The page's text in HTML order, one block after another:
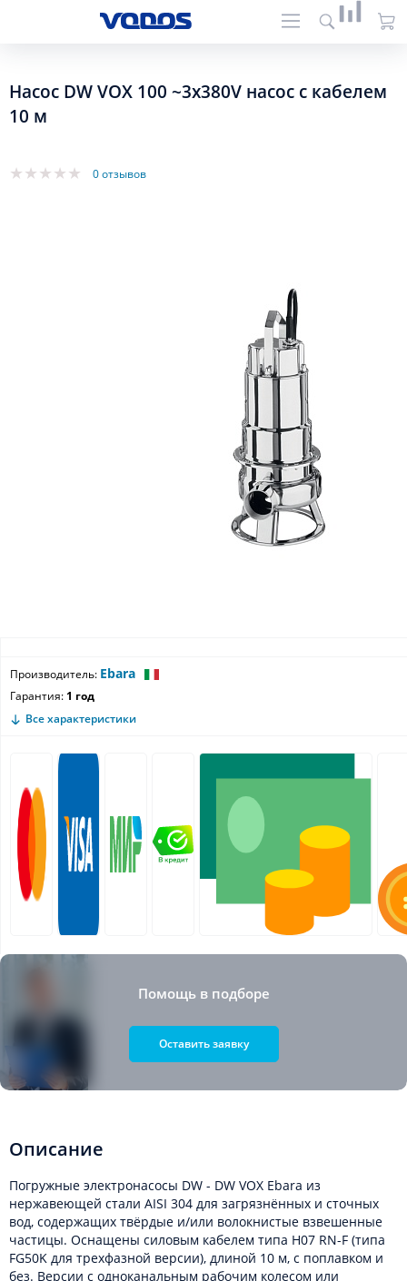
Насос DW VOX 100 ~3x380V насос с кабелем
10 м
0 отзывов
Производитель: Ebara
Гарантия: 1 год
Все характеристики
Помощь в подборе
Оставить заявку
Описание
Погружные электронасосы DW - DW VOX Ebara из
нержавеющей стали AISI 304 для загрязнённых и сточных
вод, содержащих твёрдые и/или волокнистые взвешенные
частицы. Оснащены силовым кабелем типа H07 RN-F (типа
FG50K для трехфазной версии), длиной 10 м, с поплавком и
без. Версии с одноканальным рабочим колесом или